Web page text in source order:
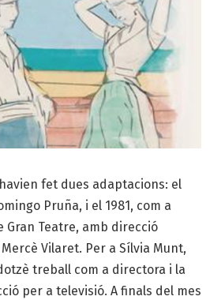
fet dues adaptacions: el
Pruña, i el 1981, com a
Gran Teatre, amb direcció
Vilaret. Per a Sílvia Munt,
treball com a directora i la
per a televisió. A finals del mes